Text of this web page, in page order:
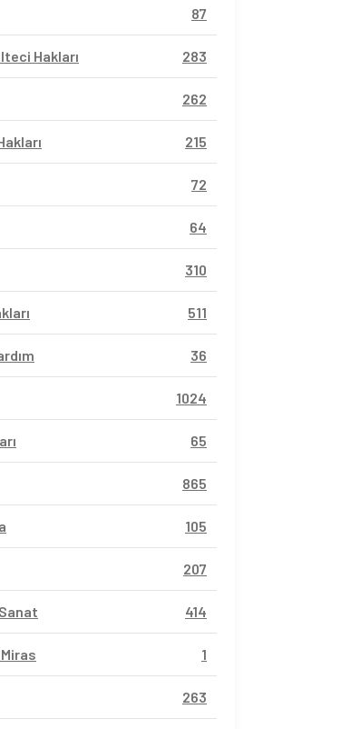
87
Hakları 283
262
215
72
64
310
511
36
1024
65
865
105
207
414
1
263